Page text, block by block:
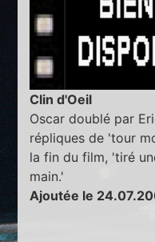
Clin d'Oeil
Oscar doublé par
répliques de 'tour
la fin du film, 'tiré
main.'
Ajoutée le